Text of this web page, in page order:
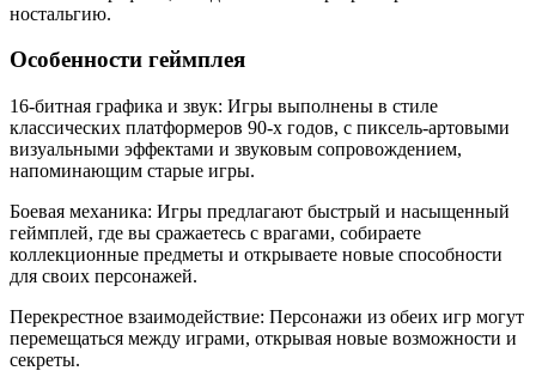
ностальгию.
Особенности геймплея
16-битная графика и звук: Игры выполнены в стиле
классических платформеров 90-х годов, с пиксель-артовыми
визуальными эффектами и звуковым сопровождением,
напоминающим старые игры.
Боевая механика: Игры предлагают быстрый и насыщенный
геймплей, где вы сражаетесь с врагами, собираете
коллекционные предметы и открываете новые способности
для своих персонажей.
Перекрестное взаимодействие: Персонажи из обеих игр могут
перемещаться между играми, открывая новые возможности и
секреты.